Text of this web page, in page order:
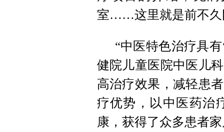
室……这里就是前不久
“中医特色治疗具
健院儿童医院中医儿
高治疗效果，减轻患
疗优势，以中医药治
康，获得了众多患者